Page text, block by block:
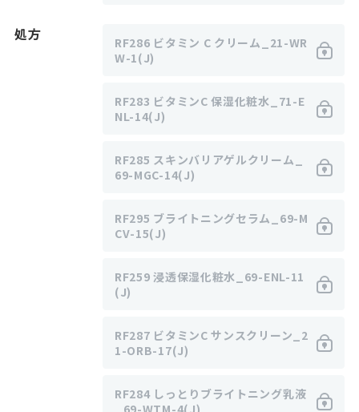
処方
RF286 ビタミン C クリーム_21-WR
W-1(J)
RF283 ビタミンC 保湿化粧水_71-E
NL-14(J)
RF285 スキンバリアゲルクリーム_
69-MGC-14(J)
RF295 ブライトニングセラム_69-M
CV-15(J)
RF259 浸透保湿化粧水_69-ENL-11
(J)
RF287 ビタミンC サンスクリーン_2
1-ORB-17(J)
RF284 しっとりブライトニング乳液